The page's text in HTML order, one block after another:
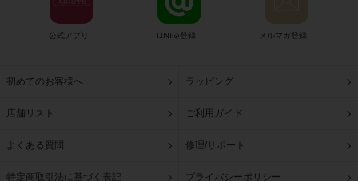
公式アプリ LINE@登録 メルマガ登録
初めてのお客様へ ラッピング
店舗リスト ご利用ガイド
よくある質問 修理/サポート
特定商取引法に基づく表記 プライバシーポリシー